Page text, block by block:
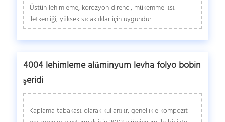
Üstün lehimleme, korozyon direnci, mükemmel ısı
iletkenliği, yüksek sıcaklıklar için uygundur.
4004 lehimleme alüminyum levha folyo bobin
şeridi
Kaplama tabakası olarak kullanılır, genellikle kompozit